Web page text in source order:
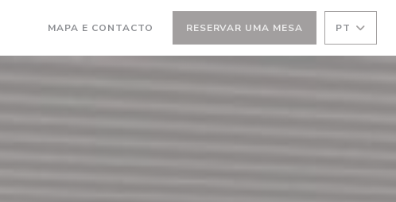
MAPA E CONTACTO RESERVAR UMA MESA PT